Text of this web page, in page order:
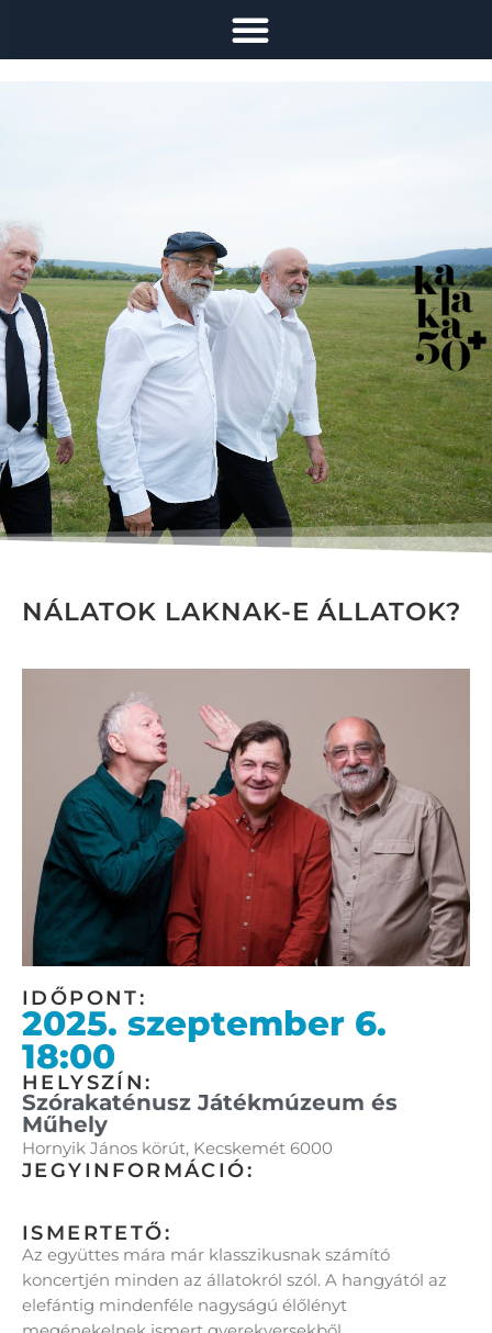
NÁLATOK LAKNAK-E ÁLLATOK?
IDŐPONT:
2025. szeptember 6.
18:00
HELYSZÍN:
Szórakaténusz Játékmúzeum és
Műhely
Hornyik János körút, Kecskemét 6000
JEGYINFORMÁCIÓ:
ISMERTETŐ:
Az együttes mára már klasszikusnak számító
koncertjén minden az állatokról szól. A hangyától az
elefántig mindenféle nagyságú élőlényt